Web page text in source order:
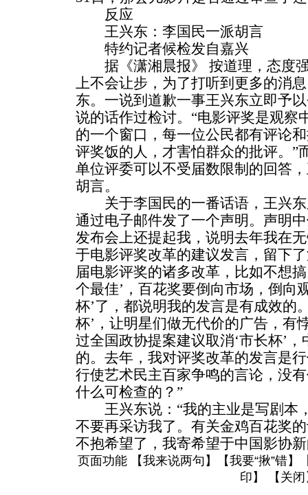
反应
王兴东：李国民一派胡言
特约记者候检发自嘉兴
据《潇湘晨报》 按道理，态度强
上不会让步，为了打听到更多的消
东。一说到道歉一事王兴东立即予
说的话作过检讨。“电影评奖是观察
的一个窗口，每一位公民都有评论
评奖饭的人，才害怕群众的批评。”
单位评委可以不受届数限制的回答
胡言。
关于李国民的一番话语，王兴东
通过电子邮件发了一个声明。声明
发布会上还提起我，说明去年我在
于电影评奖改革的建议发言，留下
届电影评奖的诸多改革，比如不想
个最佳’，百花奖要倒向市场，倒向
杯’了，都说明我的发言是有成效的
杯’，让明星们做无代价的广告，有
过全国政协提案建议取消‘市长杯’
的。去年，我对评奖改革的发言是
行使艺术民主百家争鸣的言论，没
什么可检查的？”
王兴东说：“我的主业是写剧本
不要再采访我了。有关金鸡百花奖
不抱希望了，我寄希望于中国影协
页面功能 【我来说两句 】【我要“揪”错】
印 】 【 关闭